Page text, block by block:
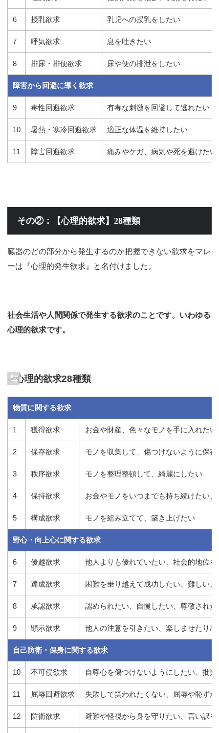
6 授乳欲求 乳児への授乳をしたい
7 呼気欲求 息を吐きたい
8 排尿・排便欲求 尿や便の排泄をしたい
障害から回避に導く欲求
9 毒性回避欲求 有毒な刺激を回避して逃れたい
10 暑熱・寒冷回避欲求 適正な体温を維持したい
11 障害回避欲求 痛みやケガ、病気や死を避けたい
その②：【心理的欲求】28種類
臓器のどの部分から発生するのか把握できない欲求をマレ
ーは『心理的発生欲求』と名付けました。
社会生活や人間関係で発生する欲求のことです。いわゆる
心理的欲求です。
心理的欲求28種類
物質に関する欲求
1 獲得欲求 お金や財産、色々なモノを手に入れたい
2 保存欲求 モノを収集して、傷つけないように保存
3 秩序欲求 モノを整理整頓して、綺麗にしたい
4 保持欲求 お金やモノをいつまでも持ち続けたい
5 構成欲求 モノを組み立てて、築き上げたい
野心・向上心に関する欲求
6 優越欲求 他人よりも優れていたい、社会的地位
7 達成欲求 困難を乗り越えて成功したい、難しい
8 承認欲求 認められたい、自慢したい、尊敬された
9 顕示欲求 他人の注意を引きたい、楽しませたり
自己防衛・保身に関する欲求
10 不可侵欲求 自尊心を傷つけないようにしたい、批
11 屈辱回避欲求 失敗して笑われたくない、屈辱や恥ず
12 防衛欲求 避難や軽視から身を守りたい、言い訳